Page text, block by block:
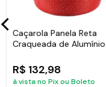
Espessura: 3mm.
Material: Alumínio
Batoque: Segue
Alça: Madeira.
Caçarola Panela Reta
Craqueada de Alumínio
26cm
R$ 132,98
à vista no Pix ou Boleto